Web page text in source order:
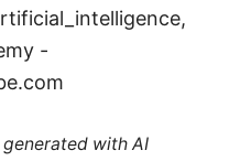
-
with AI